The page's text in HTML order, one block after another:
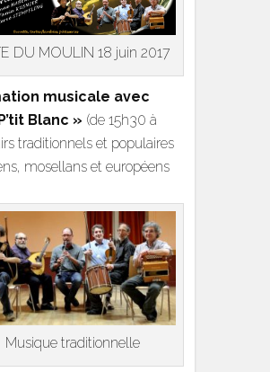
DU MOULIN 18 juin 2017
musicale avec
Blanc » (de 15h30 à
traditionnels et populaires
mosellans et européens
Musique traditionnelle